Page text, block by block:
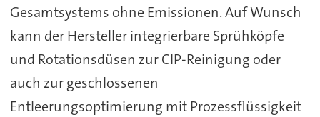
Gesamtsystems ohne Emissionen. Auf Wunsch
kann der Hersteller integrierbare Sprühköpfe
und Rotationsdüsen zur CIP-Reinigung oder
auch zur geschlossenen
Entleerungsoptimierung mit Prozessflüssigkeit